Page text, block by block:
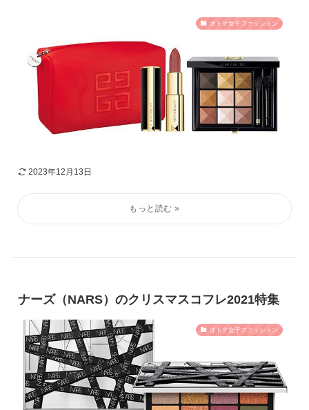
オトナ女子ファッション
2023年12月13日
ナーズ（NARS）のクリスマスコフレ2021特集
オトナ女子ファッション